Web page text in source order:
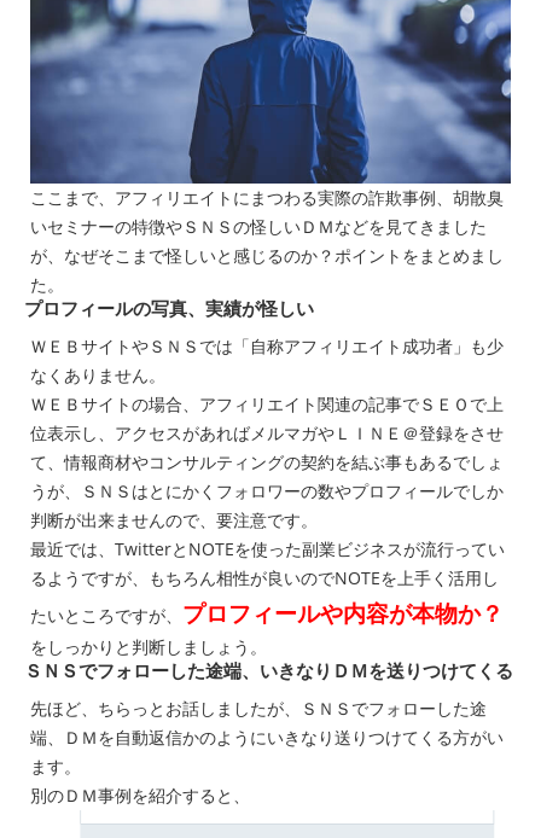
ここまで、アフィリエイトにまつわる実際の詐欺事例、胡散臭
いセミナーの特徴やＳＮＳの怪しいＤＭなどを見てきました
が、なぜそこまで怪しいと感じるのか？ポイントをまとめまし
た。
プロフィールの写真、実績が怪しい
ＷＥＢサイトやＳＮＳでは「自称アフィリエイト成功者」も少
なくありません。
ＷＥＢサイトの場合、アフィリエイト関連の記事でＳＥＯで上
位表示し、アクセスがあればメルマガやＬＩＮＥ＠登録をさせ
て、情報商材やコンサルティングの契約を結ぶ事もあるでしょ
うが、ＳＮＳはとにかくフォロワーの数やプロフィールでしか
判断が出来ませんので、要注意です。
最近では、TwitterとNOTEを使った副業ビジネスが流行ってい
るようですが、もちろん相性が良いのでNOTEを上手く活用し
たいところですが、 プロフィールや内容が本物か？
をしっかりと判断しましょう。
ＳＮＳでフォローした途端、いきなりＤＭを送りつけてくる
先ほど、ちらっとお話しましたが、ＳＮＳでフォローした途
端、ＤＭを自動返信かのようにいきなり送りつけてくる方がい
ます。
別のＤＭ事例を紹介すると、